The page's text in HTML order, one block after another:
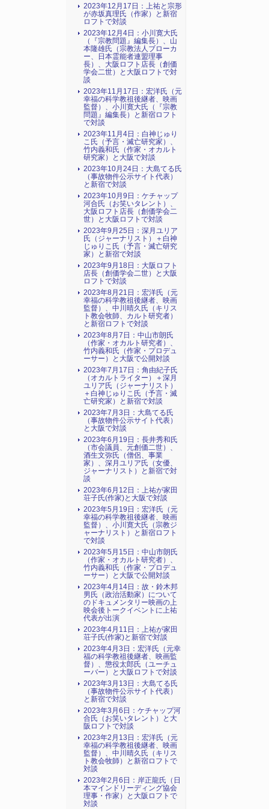
2023年12月17日：上祐と宗形
が赤坂真理氏（作家）と新宿
ロフトで対談
2023年12月4日：小川寛大氏
（『宗教問題』編集長）、山
本隆雄氏（宗教法人ブローカ
ー、日本霊能者連盟理事
長）、大阪ロフト店長（創価
学会二世）と大阪ロフトで対
談
2023年11月17日：宏洋氏（元
幸福の科学教祖後継者、映画
監督）、小川寛大氏（『宗教
問題』編集長）と新宿ロフト
で対談
2023年11月4日：白神じゅり
こ氏（予言・滅亡研究家）、
竹内義和氏（作家・オカルト
研究家）と大阪で対談
2023年10月24日：大島てる氏
（事故物件公示サイト代表）
と新宿で対談
2023年10月9日：ケチャップ
河合氏（お笑いタレント）、
大阪ロフト店長（創価学会二
世）と大阪ロフトで対談
2023年9月25日：深月ユリア
氏（ジャーナリスト）＋白神
じゅりこ氏（予言・滅亡研究
家）と新宿で対談
2023年9月18日：大阪ロフト
店長（創価学会二世）と大阪
ロフトで対談
2023年8月21日：宏洋氏（元
幸福の科学教祖後継者、映画
監督）、中川晴久氏（キリス
ト教会牧師、カルト研究者）
と新宿ロフトで対談
2023年8月7日：中山市朗氏
（作家・オカルト研究者）、
竹内義和氏（作家・プロデュ
ーサー）と大阪で公開対談
2023年7月17日：角由紀子氏
（オカルトライター）＋深月
ユリア氏（ジャーナリスト）
＋白神じゅりこ氏（予言・滅
亡研究家）と新宿で対談
2023年7月3日：大島てる氏
（事故物件公示サイト代表）
と大阪で対談
2023年6月19日：長井秀和氏
（市会議員、元創価二世）、
酒生文弥氏（僧侶、事業
家）、深月ユリア氏（女優、
ジャーナリスト）と新宿で対
談
2023年6月12日：上祐が家田
荘子氏(作家)と大阪で対談
2023年5月19日：宏洋氏（元
幸福の科学教祖後継者、映画
監督）、小川寛大氏（宗教ジ
ャーナリスト）と新宿ロフト
で対談
2023年5月15日：中山市朗氏
（作家・オカルト研究者）、
竹内義和氏（作家・プロデュ
ーサー）と大阪で公開対談
2023年4月14日：故・鈴木邦
男氏（政治活動家）について
のドキュメンタリー映画の上
映会後トークイベントに上祐
代表が出演
2023年4月11日：上祐が家田
荘子氏(作家)と新宿で対談
2023年4月3日：宏洋氏（元幸
福の科学教祖後継者、映画監
督）、懲役太郎氏（ユーチュ
ーバー）と大阪ロフトで対談
2023年3月13日：大島てる氏
（事故物件公示サイト代表）
と新宿で対談
2023年3月6日：ケチャップ河
合氏（お笑いタレント）と大
阪ロフトで対談
2023年2月13日：宏洋氏（元
幸福の科学教祖後継者、映画
監督）、中川晴久氏（キリス
ト教会牧師）と新宿ロフトで
対談
2023年2月6日：岸正龍氏（日
本マインドリーディング協会
理事・作家）と大阪ロフトで
対談